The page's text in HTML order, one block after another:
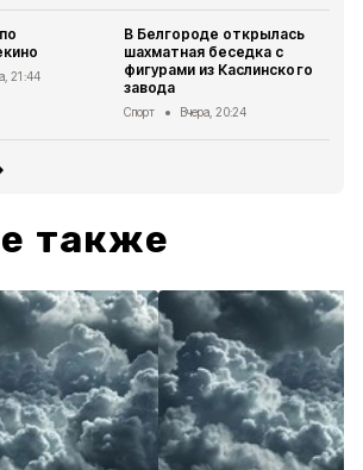
21:44
В Белгороде открылась
шахматная беседка с
фигурами из Каслинского
завода
Спорт Вчера, 20:24
также